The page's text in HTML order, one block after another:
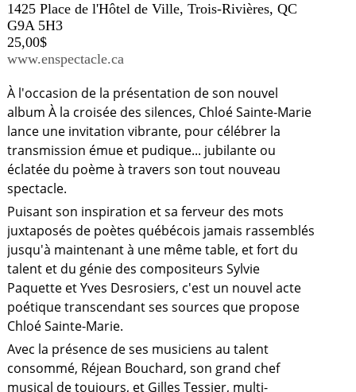
1425 Place de l'Hôtel de Ville, Trois-Rivières, QC
G9A 5H3
25,00$
www.enspectacle.ca
À l'occasion de la présentation de son nouvel
album À la croisée des silences, Chloé Sainte-Marie
lance une invitation vibrante, pour célébrer la
transmission émue et pudique... jubilante ou
éclatée du poème à travers son tout nouveau
spectacle.
Puisant son inspiration et sa ferveur des mots
juxtaposés de poètes québécois jamais rassemblés
jusqu'à maintenant à une même table, et fort du
talent et du génie des compositeurs Sylvie
Paquette et Yves Desrosiers, c'est un nouvel acte
poétique transcendant ses sources que propose
Chloé Sainte-Marie.
Avec la présence de ses musiciens au talent
consommé, Réjean Bouchard, son grand chef
musical de toujours, et Gilles Tessier, multi-